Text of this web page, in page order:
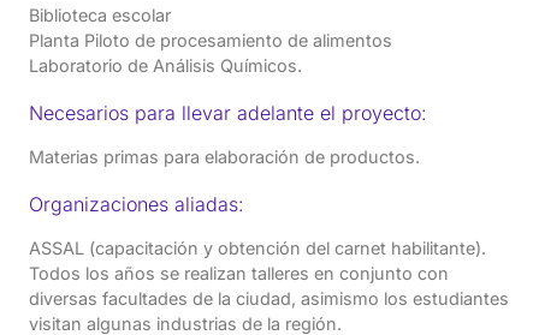
Biblioteca escolar
Planta Piloto de procesamiento de alimentos
Laboratorio de Análisis Químicos.
Necesarios para llevar adelante el proyecto:
Materias primas para elaboración de productos.
Organizaciones aliadas:
ASSAL (capacitación y obtención del carnet habilitante).
Todos los años se realizan talleres en conjunto con
diversas facultades de la ciudad, asimismo los estudiantes
visitan algunas industrias de la región.